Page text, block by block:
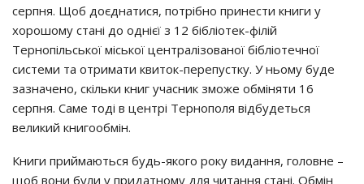
серпня. Щоб доєднатися, потрібно принести книги у
хорошому стані до однієї з 12 бібліотек-філій
Тернопільської міської централізованої бібліотечної
системи та отримати квиток-перепустку. У ньому буде
зазначено, скільки книг учасник зможе обміняти 16
серпня. Саме тоді в центрі Тернополя відбудеться
великий книгообмін.
Книги приймаються будь-якого року видання, головне –
щоб вони були у придатному для читання стані. Обмін